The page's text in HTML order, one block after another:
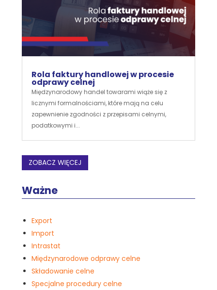
Rola faktury handlowej w procesie
odprawy celnej
Międzynarodowy handel towarami wiąże się z
licznymi formalnościami, które mają na celu
zapewnienie zgodności z przepisami celnymi,
podatkowymi i...
ZOBACZ WIĘCEJ
Ważne
Export
Import
Intrastat
Międzynarodowe odprawy celne
Składowanie celne
Specjalne procedury celne